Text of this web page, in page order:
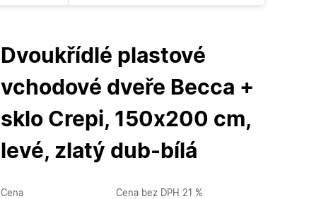
Dvoukřídlé plastové
vchodové dveře Becca +
sklo Crepi, 150x200 cm,
levé, zlatý dub-bílá
Cena Cena bez DPH 21 %